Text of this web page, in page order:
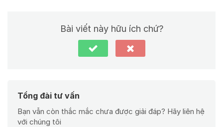
Bài viết này hữu ích chứ?
Tổng đài tư vấn
Bạn vẫn còn thắc mắc chưa được giải đáp? Hãy liên hệ
với chúng tôi